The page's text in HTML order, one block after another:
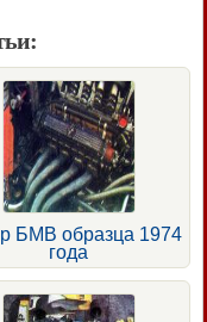
БМВ образца 1974
года